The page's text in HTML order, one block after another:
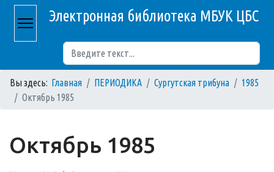
Электронная библиотека МБУК ЦБС
Вы здесь: Главная ПЕРИОДИКА Сургутская трибуна
1985
Октябрь 1985
Октябрь 1985